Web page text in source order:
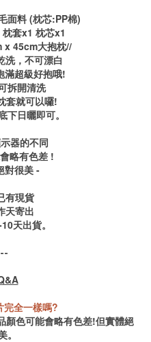
面料 (枕芯:PP棉)
套x1 枕芯x1
x 45cm大抱枕//
洗，不可漂白
滿超級好抱哦!
拆開清洗
套就可以囉!
下日曬即可。
器的不同
略有色差 !
對很美 -
有現貨
天寄出
天出貨。
完全一樣嗎?
顏色可能會略有色差!但實體絕
。